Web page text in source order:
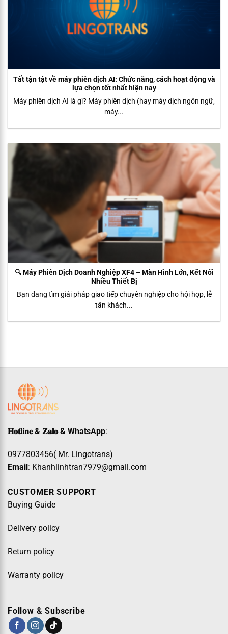
Tất tận tật về máy phiên dịch AI: Chức năng, cách hoạt động và
lựa chọn tốt nhất hiện nay
Máy phiên dịch AI là gì? Máy phiên dịch (hay máy dịch ngôn ngữ,
máy...
🔍 Máy Phiên Dịch Doanh Nghiệp XF4 – Màn Hình Lớn, Kết Nối
Nhiều Thiết Bị
Bạn đang tìm giải pháp giao tiếp chuyên nghiệp cho hội họp, lễ
tân khách...
𝐇𝐨𝐭𝐥𝐢𝐧𝐞 & 𝐙𝐚𝐥𝐨 & WhatsApp:
0977803456( Mr. Lingotrans)
Email : Khanhlinhtran7979@gmail.com
CUSTOMER SUPPORT
Buying Guide
Delivery policy
Return policy
Warranty policy
Follow & Subscribe